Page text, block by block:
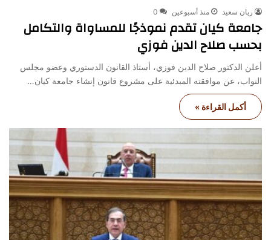
ريان سعيد منذ أسبوعين 0
جامعة كيان تقدم نموذجًا للمساواة والتكامل
بحسب صلاح الدين فوزي
أعلن الدكتور صلاح الدين فوزي، أستاذ القانون الدستوري وعضو مجلس
النواب، عن موافقته المبدئية على مشروع قانون إنشاء جامعة كيان…
أكمل القراءة »